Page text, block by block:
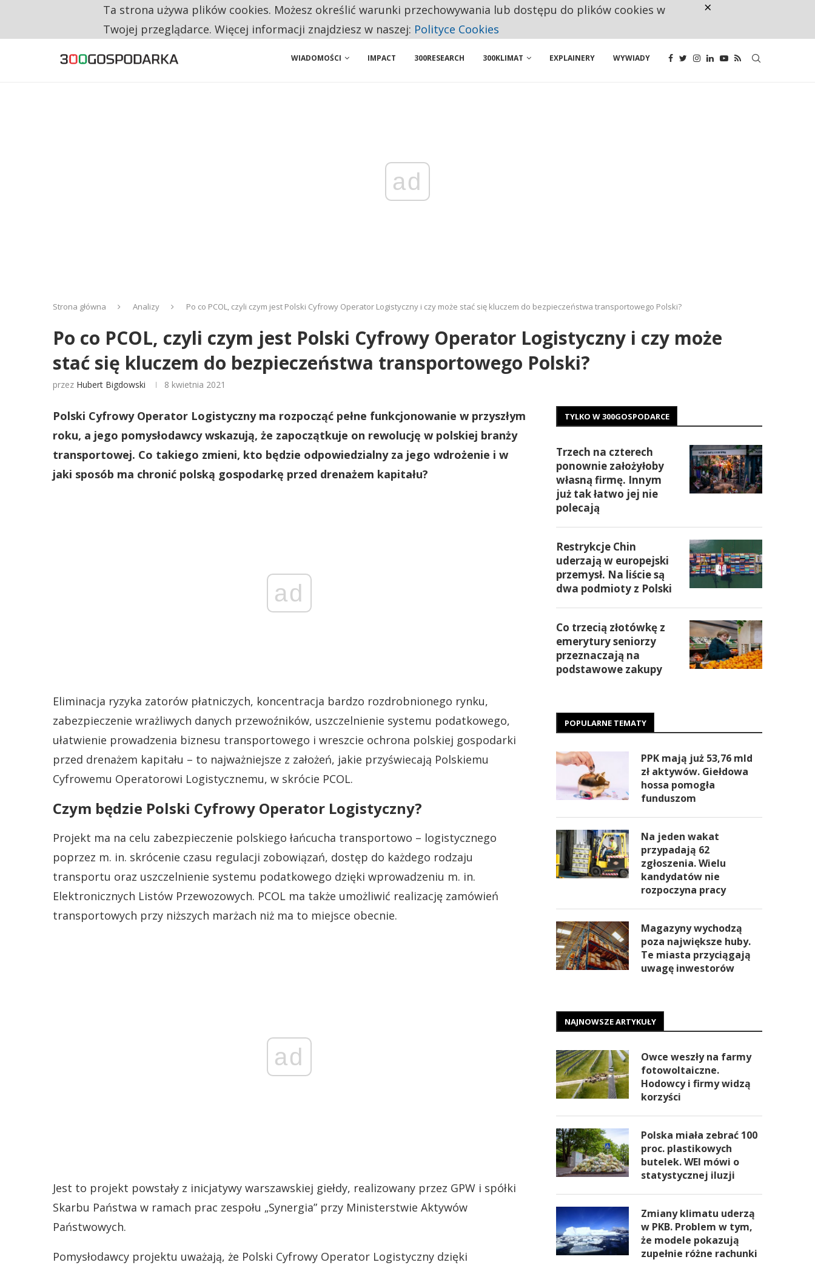
CO TRZECIĄ ZŁOTÓWKĘ Z EMERYTURY SENIORZY PRZEZNACZAJĄ NA PODSTAWOWE ZAKUPY
WIADOMOŚCI IMPACT 300RESEARCH 300KLIMAT EXPLAINERY WYWIADY
ad
Strona główna Analizy Po co PCOL, czyli czym jest Polski Cyfrowy Operator Logistyczny i czy może stać się kluczem do bezpieczeństwa transportowego Polski?
Po co PCOL, czyli czym jest Polski Cyfrowy Operator Logistyczny i czy może
stać się kluczem do bezpieczeństwa transportowego Polski?
przez Hubert Bigdowski 8 kwietnia 2021
Polski Cyfrowy Operator Logistyczny ma rozpocząć pełne funkcjonowanie w przyszłym
roku, a jego pomysłodawcy wskazują, że zapoczątkuje on rewolucję w polskiej branży
transportowej. Co takiego zmieni, kto będzie odpowiedzialny za jego wdrożenie i w
jaki sposób ma chronić polską gospodarkę przed drenażem kapitału?
ad
Eliminacja ryzyka zatorów płatniczych, koncentracja bardzo rozdrobnionego rynku,
zabezpieczenie wrażliwych danych przewoźników, uszczelnienie systemu podatkowego,
ułatwienie prowadzenia biznesu transportowego i wreszcie ochrona polskiej gospodarki
przed drenażem kapitału – to najważniejsze z założeń, jakie przyświecają Polskiemu
Cyfrowemu Operatorowi Logistycznemu, w skrócie PCOL.
Czym będzie Polski Cyfrowy Operator Logistyczny?
Projekt ma na celu zabezpieczenie polskiego łańcucha transportowo – logistycznego
poprzez m. in. skrócenie czasu regulacji zobowiązań, dostęp do każdego rodzaju
transportu oraz uszczelnienie systemu podatkowego dzięki wprowadzeniu m. in.
Elektronicznych Listów Przewozowych. PCOL ma także umożliwić realizację zamówień
transportowych przy niższych marżach niż ma to miejsce obecnie.
ad
Jest to projekt powstały z inicjatywy warszawskiej giełdy, realizowany przez GPW i spółki
Skarbu Państwa w ramach prac zespołu „Synergia” przy Ministerstwie Aktywów
Państwowych.
Pomysłodawcy projektu uważają, że Polski Cyfrowy Operator Logistyczny dzięki
TYLKO W 300GOSPODARCE
Trzech na czterech
ponownie założyłoby
własną firmę. Innym
już tak łatwo jej nie
polecają
Restrykcje Chin
uderzają w europejski
przemysł. Na liście są
dwa podmioty z Polski
Co trzecią złotówkę z
emerytury seniorzy
przeznaczają na
podstawowe zakupy
POPULARNE TEMATY
PPK mają już 53,76 mld
zł aktywów. Giełdowa
hossa pomogła
funduszom
Na jeden wakat
przypadają 62
zgłoszenia. Wielu
kandydatów nie
rozpoczyna pracy
Magazyny wychodzą
poza największe huby.
Te miasta przyciągają
uwagę inwestorów
NAJNOWSZE ARTYKUŁY
Owce weszły na farmy
fotowoltaiczne.
Hodowcy i firmy widzą
korzyści
Polska miała zebrać 100
proc. plastikowych
butelek. WEI mówi o
statystycznej iluzji
Zmiany klimatu uderzą
w PKB. Problem w tym,
że modele pokazują
zupełnie różne rachunki
Ta strona używa plików cookies. Możesz określić warunki przechowywania lub dostępu do plików cookies w
Twojej przeglądarce. Więcej informacji znajdziesz w naszej: Polityce Cookies
×